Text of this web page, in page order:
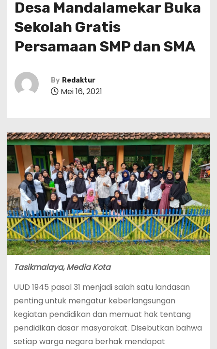
Desa Mandalamekar Buka
Sekolah Gratis
Persamaan SMP dan SMA
By Redaktur
Mei 16, 2021
Tasikmalaya, Media Kota
UUD 1945 pasal 31 menjadi salah satu landasan
penting untuk mengatur keberlangsungan
kegiatan pendidikan dan memuat hak tentang
pendidikan dasar masyarakat. Disebutkan bahwa
setiap warga negara berhak mendapat